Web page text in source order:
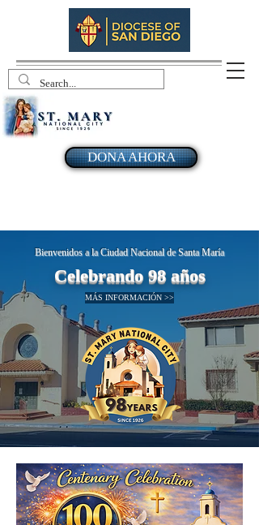
DONA AHORA
Bienvenidos a la Ciudad Nacional de Santa María
Celebrando 98 años
MÁS INFORMACIÓN >>